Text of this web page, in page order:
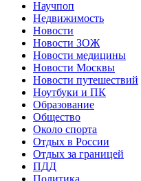
Научпоп
Недвижимость
Новости
Новости ЗОЖ
Новости медицины
Новости Москвы
Новости путешествий
Ноутбуки и ПК
Образование
Общество
Около спорта
Отдых в России
Отдых за границей
ПДД
Политика